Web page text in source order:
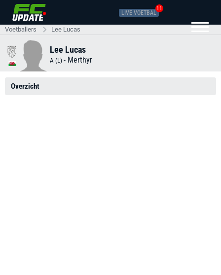
LIVE VOETBAL
11
Voetballers Lee Lucas
Lee Lucas
A (L) - Merthyr
Overzicht